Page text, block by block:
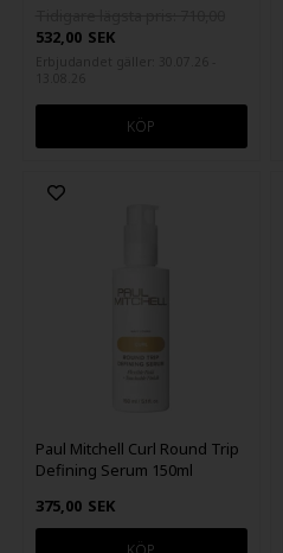
532,00 SEK
Paul Mitchell Curl Round Trip
Defining Serum 150ml
375,00 SEK